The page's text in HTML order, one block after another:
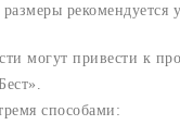
могут привести к
способами: